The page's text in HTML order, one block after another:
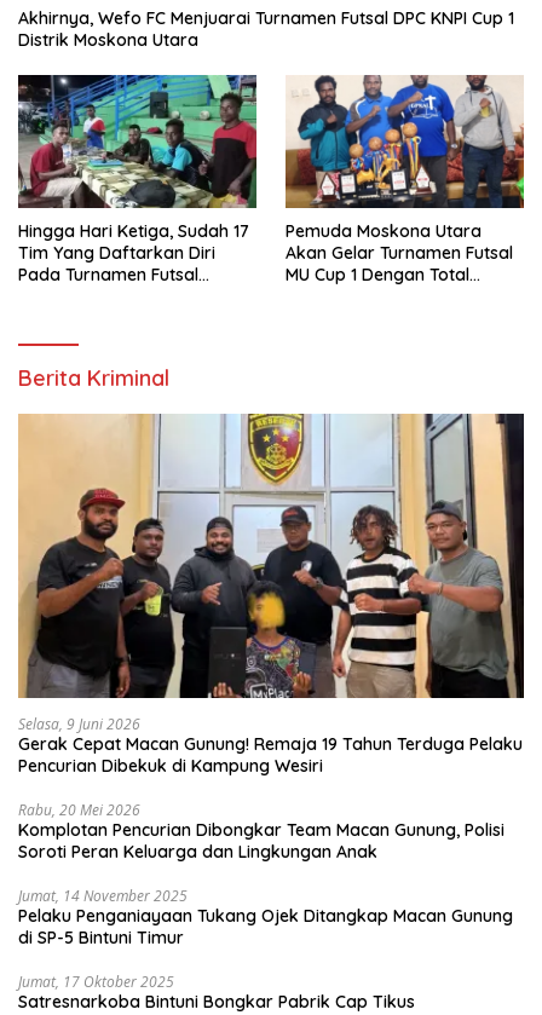
Akhirnya, Wefo FC Menjuarai Turnamen Futsal DPC KNPI Cup 1
Distrik Moskona Utara
Hingga Hari Ketiga, Sudah 17
Tim Yang Daftarkan Diri
Pada Turnamen Futsal
Pemuda Moskona Utara
Akan Gelar Turnamen Futsal
MU Cup 1 Dengan Total
Berita Kriminal
Selasa, 9 Juni 2026
Gerak Cepat Macan Gunung! Remaja 19 Tahun Terduga Pelaku
Pencurian Dibekuk di Kampung Wesiri
Rabu, 20 Mei 2026
Komplotan Pencurian Dibongkar Team Macan Gunung, Polisi
Soroti Peran Keluarga dan Lingkungan Anak
Jumat, 14 November 2025
Pelaku Penganiayaan Tukang Ojek Ditangkap Macan Gunung
di SP-5 Bintuni Timur
Jumat, 17 Oktober 2025
Satresnarkoba Bintuni Bongkar Pabrik Cap Tikus